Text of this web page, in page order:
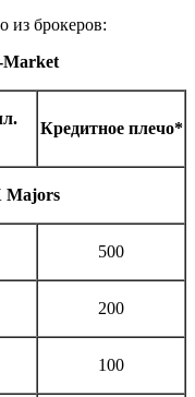
из брокеров:
Кредитное плечо*
Majors
500
200
100